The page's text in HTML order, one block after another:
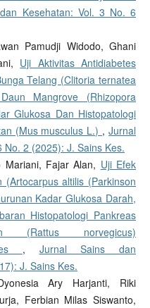
Kesehatan: Vol. 3 No. 6
Pamudji Widodo, Ghani
Uji Aktivitas Antidiabetes
Telang (Clitoria ternatea
Mangrove (Rhizopora
Glukosa Dan Histopatologi
(Mus musculus L.) ,Jurnal
2 (2025): J. Sains Kes.
Fajar Alan, Uji Efek
altilis (Parkinson
Kadar Glukosa Darah,
Histopatologi Pankreas
norvegicus)
, Jurnal Sains dan
J. Sains Kes.
Ary Harjanti, Riki
Ferbian Milas Siswanto,